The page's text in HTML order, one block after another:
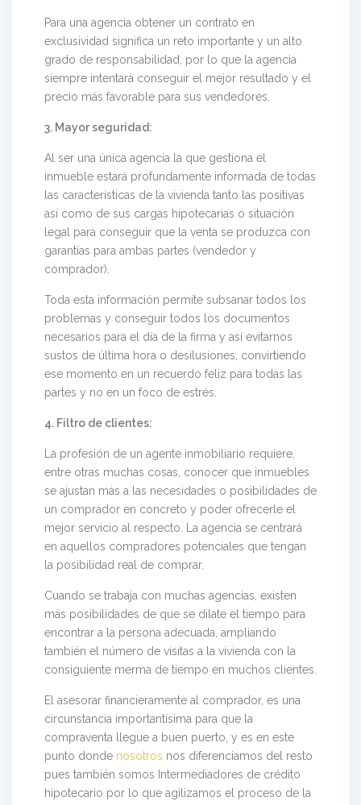
Para una agencia obtener un contrato en
exclusividad significa un reto importante y un alto
grado de responsabilidad, por lo que la agencia
siempre intentará conseguir el mejor resultado y el
precio más favorable para sus vendedores.
3. Mayor seguridad:
Al ser una única agencia la que gestiona el
inmueble estará profundamente informada de todas
las características de la vivienda tanto las positivas
así como de sus cargas hipotecarias o situación
legal para conseguir que la venta se produzca con
garantías para ambas partes (vendedor y
comprador).
Toda esta información permite subsanar todos los
problemas y conseguir todos los documentos
necesarios para el día de la firma y así evitarnos
sustos de última hora o desilusiones, convirtiendo
ese momento en un recuerdo feliz para todas las
partes y no en un foco de estrés.
4. Filtro de clientes:
La profesión de un agente inmobiliario requiere,
entre otras muchas cosas, conocer que inmuebles
se ajustan más a las necesidades o posibilidades de
un comprador en concreto y poder ofrecerle el
mejor servicio al respecto. La agencia se centrará
en aquellos compradores potenciales que tengan
la posibilidad real de comprar.
Cuando se trabaja con muchas agencias, existen
más posibilidades de que se dilate el tiempo para
encontrar a la persona adecuada, ampliando
también el número de visitas a la vivienda con la
consiguiente merma de tiempo en muchos clientes.
El asesorar financieramente al comprador, es una
circunstancia importantísima para que la
compraventa llegue a buen puerto, y es en este
punto donde nosotros nos diferenciamos del resto
pues también somos Intermediadores de crédito
hipotecario por lo que agilizamos el proceso de la